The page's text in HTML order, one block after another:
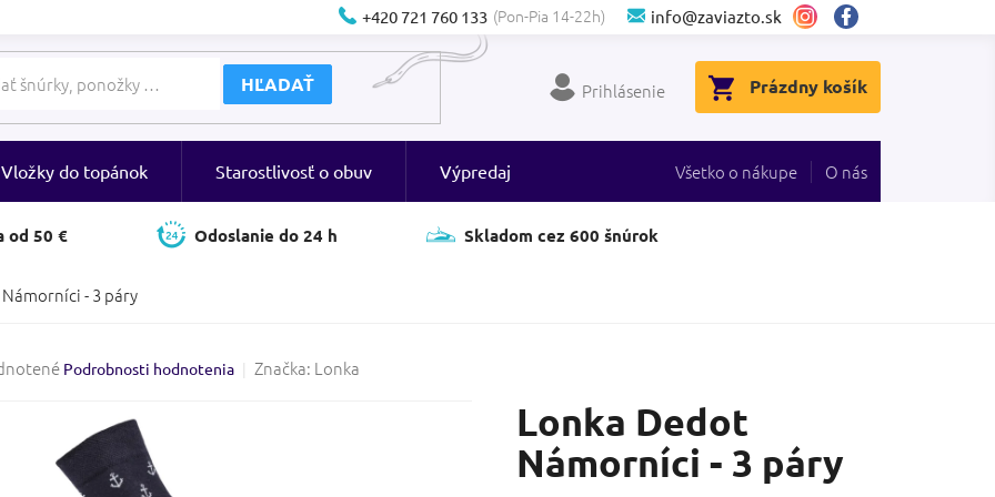
+420 721 760 133 (Pon-Pia 14-22h) info@zaviazto.sk
HĽADAŤ Prihlásenie
NÁKUPNÝ
KOŠÍK
Prázdny košík
Vložky do topánok Starostlivosť o obuv Výpredaj Všetko o nákupe O nás
od 50 € Odoslanie do 24 h Skladom cez 600 šnúrok
- 3 páry
Podrobnosti hodnotenia Značka: Lonka
Lonka Dedot
Námorníci - 3 páry